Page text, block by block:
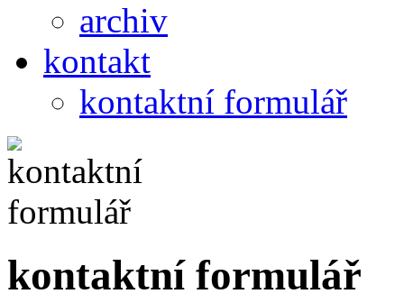
archiv
kontakt
kontaktní formulář
kontaktní formulář